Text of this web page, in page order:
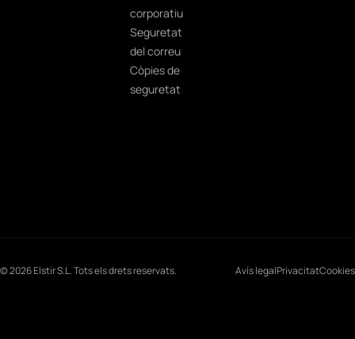
corporatiu
Seguretat
del correu
Còpies de
seguretat
© 2026 Elstir S.L. Tots els drets reservats. Avís legalPrivacitatCookies